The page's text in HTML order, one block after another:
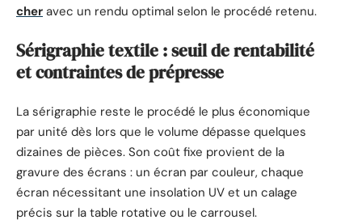
cher avec un rendu optimal selon le procédé retenu.
Sérigraphie textile : seuil de rentabilité
et contraintes de prépresse
La sérigraphie reste le procédé le plus économique
par unité dès lors que le volume dépasse quelques
dizaines de pièces. Son coût fixe provient de la
gravure des écrans : un écran par couleur, chaque
écran nécessitant une insolation UV et un calage
précis sur la table rotative ou le carrousel.